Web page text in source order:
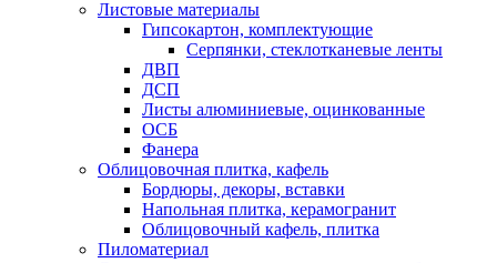
Листовые материалы
Гипсокартон, комплектующие
Серпянки, стеклотканевые ленты
ДВП
ДСП
Листы алюминиевые, оцинкованные
ОСБ
Фанера
Облицовочная плитка, кафель
Бордюры, декоры, вставки
Напольная плитка, керамогранит
Облицовочный кафель, плитка
Пиломатериал